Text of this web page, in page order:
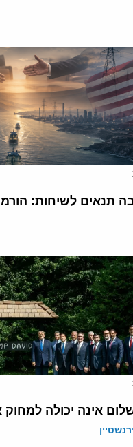
תנאים לשיחות:
אינה יכולה